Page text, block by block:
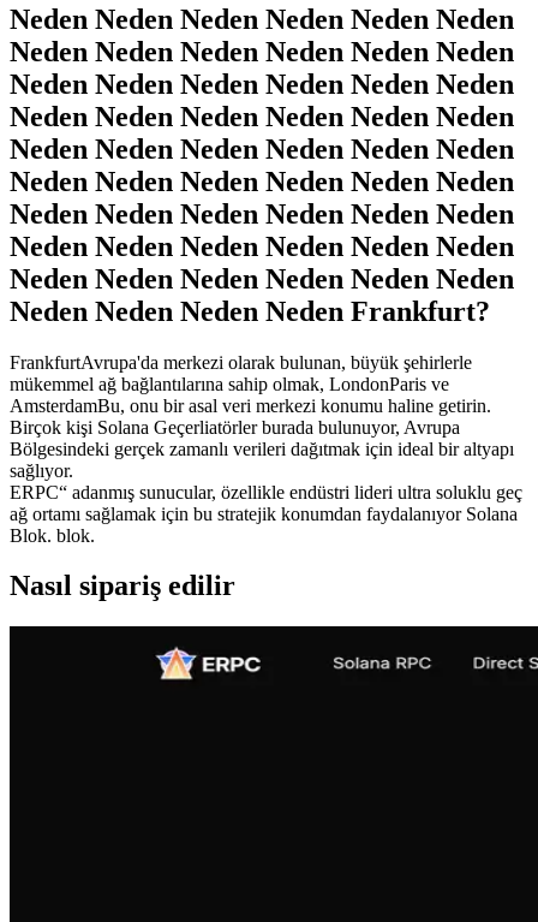
Neden Neden Neden Neden Neden Neden
Neden Neden Neden Neden Neden Neden
Neden Neden Neden Neden Neden Neden
Neden Neden Neden Neden Neden Neden
Neden Neden Neden Neden Neden Neden
Neden Neden Neden Neden Neden Neden
Neden Neden Neden Neden Neden Neden
Neden Neden Neden Neden Neden Neden
Neden Neden Neden Neden Neden Neden
Neden Neden Neden Neden Frankfurt?
FrankfurtAvrupa'da merkezi olarak bulunan, büyük şehirlerle
mükemmel ağ bağlantılarına sahip olmak, LondonParis ve
AmsterdamBu, onu bir asal veri merkezi konumu haline getirin.
Birçok kişi Solana Geçerliatörler burada bulunuyor, Avrupa
Bölgesindeki gerçek zamanlı verileri dağıtmak için ideal bir altyapı
sağlıyor.
ERPC“ adanmış sunucular, özellikle endüstri lideri ultra soluklu geç
ağ ortamı sağlamak için bu stratejik konumdan faydalanıyor Solana
Blok. blok.
Nasıl sipariş edilir